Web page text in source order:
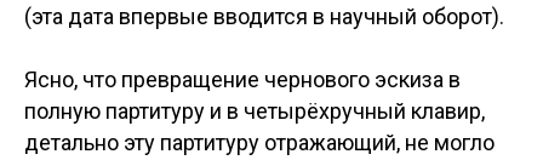
(эта дата впервые вводится в научный оборот).
Ясно, что превращение чернового эскиза в
полную партитуру и в четырёхручный клавир,
детально эту партитуру отражающий, не могло